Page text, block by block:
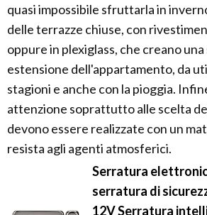
quasi impossibile sfruttarla in
delle terrazze chiuse, con
oppure in plexiglass, che creano
estensione dell'appartamento, da
stagioni e anche con la pioggia.
attenzione soprattutto alle scelta
devono essere realizzate con un
resista agli agenti atmosferici.
Serratura
serratura di
12V Serratura